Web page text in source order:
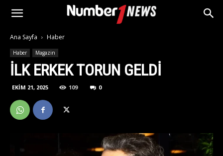
Ana Sayfa Haber
Haber Magazin
İLK ERKEK TORUN GELDI
EKIM 21, 2025 109 0